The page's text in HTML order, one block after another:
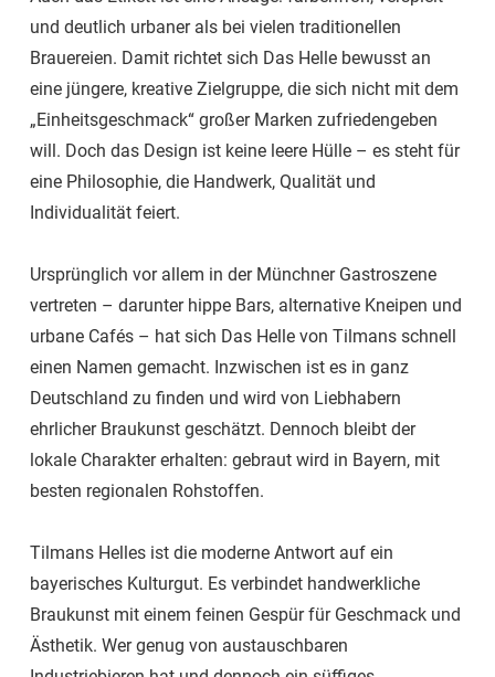
und deutlich urbaner als bei vielen traditionellen
Brauereien. Damit richtet sich Das Helle bewusst an
eine jüngere, kreative Zielgruppe, die sich nicht mit dem
„Einheitsgeschmack“ großer Marken zufriedengeben
will. Doch das Design ist keine leere Hülle – es steht für
eine Philosophie, die Handwerk, Qualität und
Individualität feiert.
Ursprünglich vor allem in der Münchner Gastroszene
vertreten – darunter hippe Bars, alternative Kneipen und
urbane Cafés – hat sich Das Helle von Tilmans schnell
einen Namen gemacht. Inzwischen ist es in ganz
Deutschland zu finden und wird von Liebhabern
ehrlicher Braukunst geschätzt. Dennoch bleibt der
lokale Charakter erhalten: gebraut wird in Bayern, mit
besten regionalen Rohstoffen.
Tilmans Helles ist die moderne Antwort auf ein
bayerisches Kulturgut. Es verbindet handwerkliche
Braukunst mit einem feinen Gespür für Geschmack und
Ästhetik. Wer genug von austauschbaren